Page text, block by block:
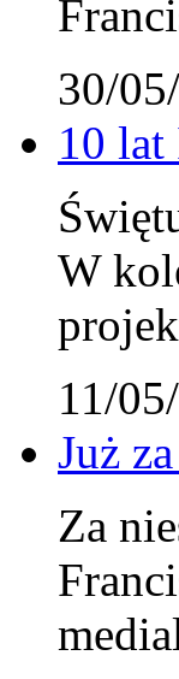
30/
10
W
11/
Już
Za